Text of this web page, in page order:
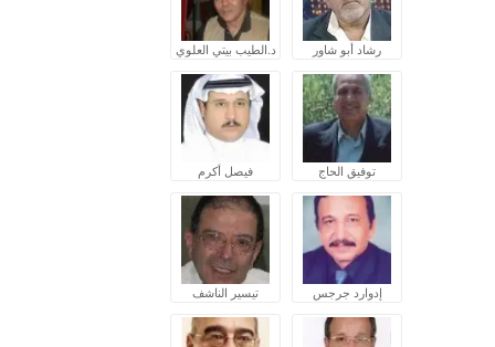
رشاد أبو شاور د.الطيب بيتي العلوي
توفيق الحاج فيصل أكرم
إدوارد جرجس تيسير الناشف